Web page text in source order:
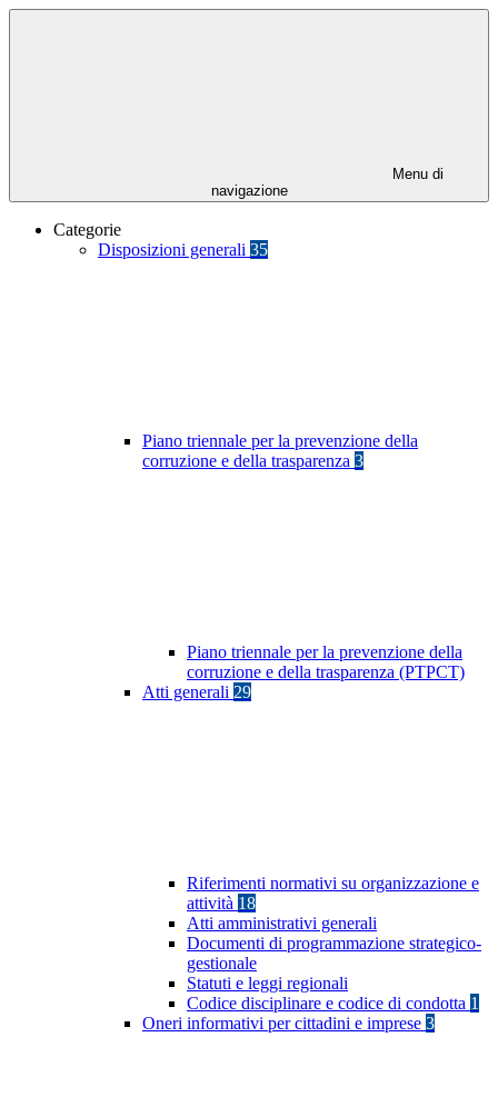
Menu di
navigazione
Categorie
Disposizioni generali 35
Piano triennale per la prevenzione della
corruzione e della trasparenza 3
Piano triennale per la prevenzione della
corruzione e della trasparenza (PTPCT)
Atti generali 29
Riferimenti normativi su organizzazione e
attività 18
Atti amministrativi generali
Documenti di programmazione strategico-
gestionale
Statuti e leggi regionali
Codice disciplinare e codice di condotta 1
Oneri informativi per cittadini e imprese 3